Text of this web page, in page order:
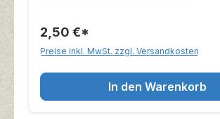
2,50 €*
Preise inkl. MwSt. zzgl. Versandkosten
In den Warenkorb